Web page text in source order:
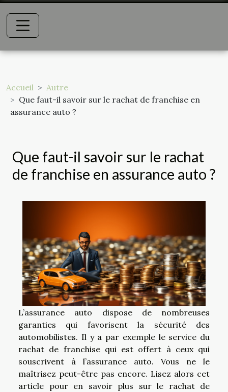
Accueil
Autre
Que faut-il savoir sur le rachat de franchise en
assurance auto ?
Que faut-il savoir sur le rachat
de franchise en assurance auto ?
L’assurance auto dispose de nombreuses
garanties qui favorisent la sécurité des
automobilistes. Il y a par exemple le service du
rachat de franchise qui est offert à ceux qui
souscrivent à l’assurance auto. Vous ne le
maîtrisez peut-être pas encore. Lisez alors cet
article pour en savoir plus sur le rachat de